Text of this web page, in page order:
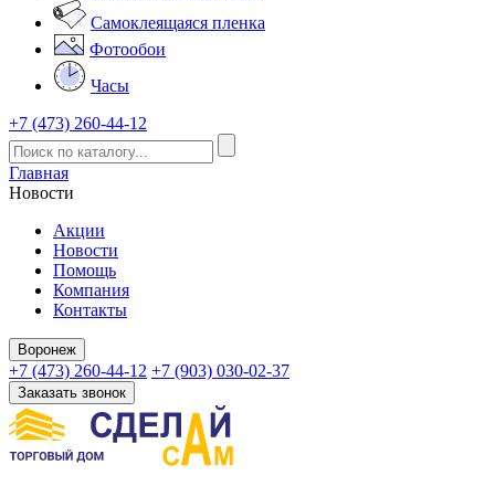
Самоклеящаяся пленка
Фотообои
Часы
+7 (473) 260-44-12
Главная
Новости
Акции
Новости
Помощь
Компания
Контакты
Воронеж
+7 (473) 260-44-12 +7 (903) 030-02-37
Заказать звонок